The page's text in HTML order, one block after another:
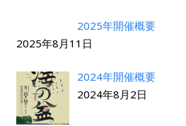
2025年開催概要
2025年8月11日
2024年開催概要
2024年8月2日